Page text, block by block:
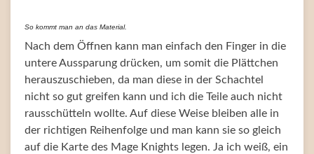
So kommt man an das Material.
Nach dem Öffnen kann man einfach den Finger in die
untere Aussparung drücken, um somit die Plättchen
herauszuschieben, da man diese in der Schachtel
nicht so gut greifen kann und ich die Teile auch nicht
rausschütteln wollte. Auf diese Weise bleiben alle in
der richtigen Reihenfolge und man kann sie so gleich
auf die Karte des Mage Knights legen. Ja ich weiß, ein